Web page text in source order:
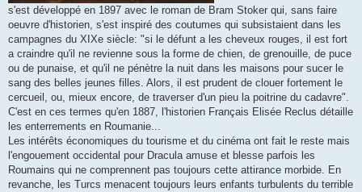
s'est développé en 1897 avec le roman de Bram Stoker qui, sans faire
oeuvre d'historien, s'est inspiré des coutumes qui subsistaient dans les
campagnes du XIXe siècle: "si le défunt a les cheveux rouges, il est fort
a craindre qu'il ne revienne sous la forme de chien, de grenouille, de puce
ou de punaise, et qu'il ne pénètre la nuit dans les maisons pour sucer le
sang des belles jeunes filles. Alors, il est prudent de clouer fortement le
cercueil, ou, mieux encore, de traverser d'un pieu la poitrine du cadavre".
C'est en ces termes qu'en 1887, l'historien Français Elisée Reclus détaille
les enterrements en Roumanie...
Les intérêts économiques du tourisme et du cinéma ont fait le reste mais
l'engouement occidental pour Dracula amuse et blesse parfois les
Roumains qui ne comprennent pas toujours cette attirance morbide. En
revanche, les Turcs menacent toujours leurs enfants turbulents du terrible